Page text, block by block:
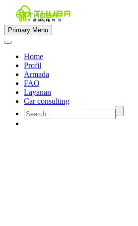
Primary Menu
Home
Profil
Armada
FAQ
Layanan
Car consulting